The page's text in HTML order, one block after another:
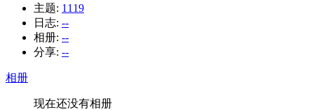
主题: 1119
日志: --
相册: --
分享: --
相册
现在还没有相册